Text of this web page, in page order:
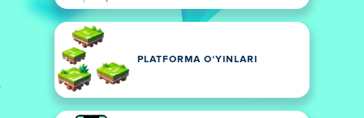
PLATFORMA OʻYINLARI